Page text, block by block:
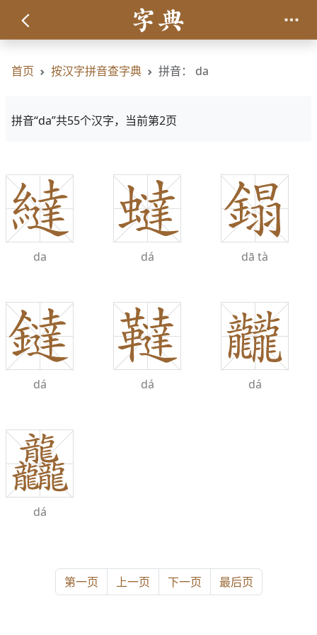
首页 按汉字拼音查字典 拼音： da
拼音“da”共55个汉字，当前第2页
da dá dā tà
dá dá dá
dá
第一页 上一页 下一页 最后页